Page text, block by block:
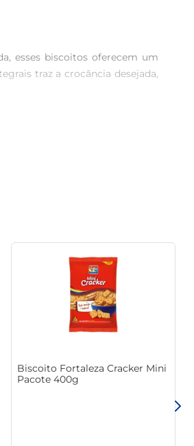
esses biscoitos oferecem um
traz a crocância desejada,
leve, que proporciona a
alimentação de maneira prática
Biscoito Fortaleza Cracker Mini
Pacote 400g